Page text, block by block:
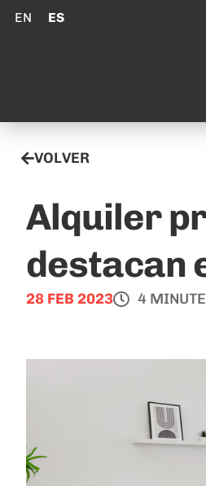
EN ES
VOLVER
Alquiler
destacan
28 FEB 2023 4